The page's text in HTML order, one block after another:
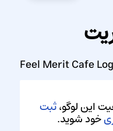
Feel Merit Cafe
این لوگو،ثبت
خود شوید.